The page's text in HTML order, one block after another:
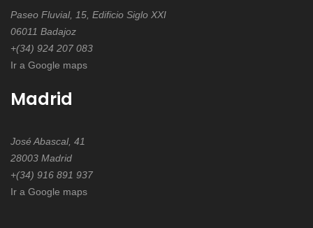
Paseo Fluvial, 15, Edificio Siglo XXI
06011 Badajoz
+(34) 924 207 083
Ir a Google maps
Madrid
José Abascal, 41
28003 Madrid
+(34) 916 891 937
Ir a Google maps